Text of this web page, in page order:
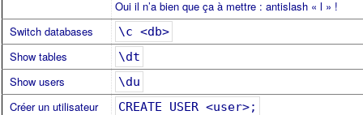
Oui il n’a bien que ça à mettre : antislash « l » !
Switch databases
\c <db>
Show tables \dt
Show users \du
Créer un utilisateur CREATE USER <user>;